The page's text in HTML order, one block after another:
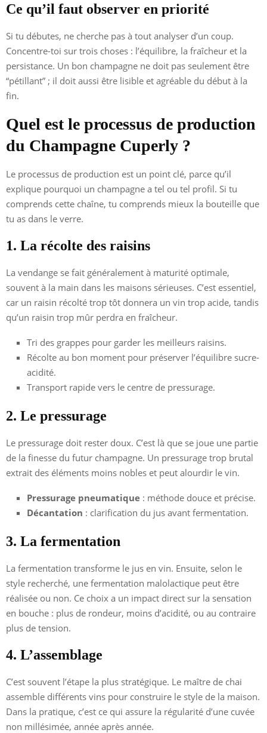
Ce qu’il faut observer en priorité
Si tu débutes, ne cherche pas à tout analyser d’un coup.
Concentre-toi sur trois choses : l’équilibre, la fraîcheur et la
persistance. Un bon champagne ne doit pas seulement être
“pétillant” ; il doit aussi être lisible et agréable du début à la
fin.
Quel est le processus de production
du Champagne Cuperly ?
Le processus de production est un point clé, parce qu’il
explique pourquoi un champagne a tel ou tel profil. Si tu
comprends cette chaîne, tu comprends mieux la bouteille que
tu as dans le verre.
1. La récolte des raisins
La vendange se fait généralement à maturité optimale,
souvent à la main dans les maisons sérieuses. C’est essentiel,
car un raisin récolté trop tôt donnera un vin trop acide, tandis
qu’un raisin trop mûr perdra en fraîcheur.
Tri des grappes pour garder les meilleurs raisins.
Récolte au bon moment pour préserver l’équilibre sucre-
acidité.
Transport rapide vers le centre de pressurage.
2. Le pressurage
Le pressurage doit rester doux. C’est là que se joue une partie
de la finesse du futur champagne. Un pressurage trop brutal
extrait des éléments moins nobles et peut alourdir le vin.
Pressurage pneumatique : méthode douce et précise.
Décantation : clarification du jus avant fermentation.
3. La fermentation
La fermentation transforme le jus en vin. Ensuite, selon le
style recherché, une fermentation malolactique peut être
réalisée ou non. Ce choix a un impact direct sur la sensation
en bouche : plus de rondeur, moins d’acidité, ou au contraire
plus de tension.
4. L’assemblage
C’est souvent l’étape la plus stratégique. Le maître de chai
assemble différents vins pour construire le style de la maison.
Dans la pratique, c’est ce qui assure la régularité d’une cuvée
non millésimée, année après année.